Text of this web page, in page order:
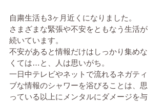
自粛生活も3ヶ月近くになりました。
さまざまな緊張や不安をともなう生活が
続いています。
不安があると情報だけはしっかり集めな
くては…と、人は思いがち。
一日中テレビやネットで流れるネガティ
ブな情報のシャワーを浴びることは、思
っている以上にメンタルにダメージを与